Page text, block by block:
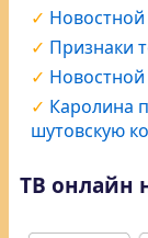
Признаки
Каролина
шутовскую
ТВ онлайн